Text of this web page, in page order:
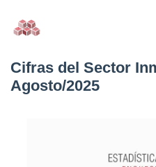
Cifras del Sector
Agosto/2025